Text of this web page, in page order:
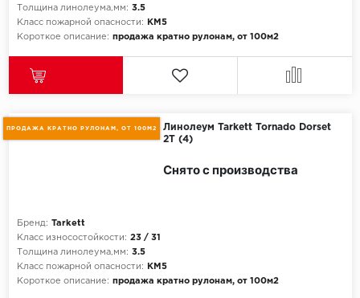
IVC Group
Juteks
KDF
LimeStone
Толщина линолеума,мм: 3.5
Класс пожарной опасности:
КМ5
Короткое описание: продажа кратно рулонам, от 100м2
ПРОДАЖА КРАТНО РУЛОНАМ, ОТ 100М2
Линолеум Tarkett Tornado Dorset
2T (4)
Бренд: Tarkett
Класс износостойкости: 23 / 31
Толщина линолеума,мм: 3.5
Класс пожарной опасности:
КМ5
Короткое описание: продажа кратно рулонам, от 100м2
Снято с производства